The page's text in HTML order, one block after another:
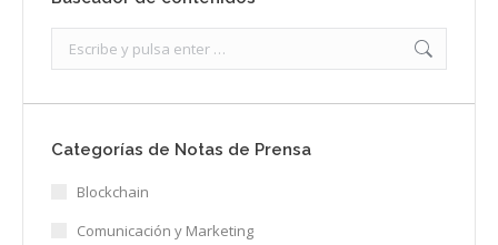
Categorías de Notas de Prensa
Blockchain
Comunicación y Marketing